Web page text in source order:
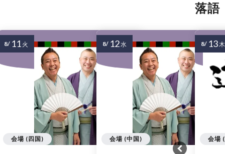
落語
会場 (四国)
8/ 11 火
会場 (中国)
8/ 12水
会場
8/ 13木